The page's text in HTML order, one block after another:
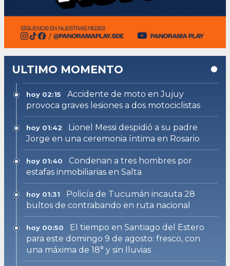
ULTIMO MOMENTO
hoy 02:15
Accidente de moto en Jujuy
provoca graves lesiones a dos motociclistas
hoy 01:42
Lionel Messi despidió a su padre
Jorge en una ceremonia íntima en Rosario
hoy 01:40
Condenan a tres hombres por
estafas inmobiliarias en Salta
hoy 01:31
Policía de Tucumán incauta 28
bultos de contrabando en ruta nacional
hoy 00:50
El tiempo en Santiago del Estero
para este domingo 9 de agosto: fresco, con
una máxima de 18° y sin lluvias